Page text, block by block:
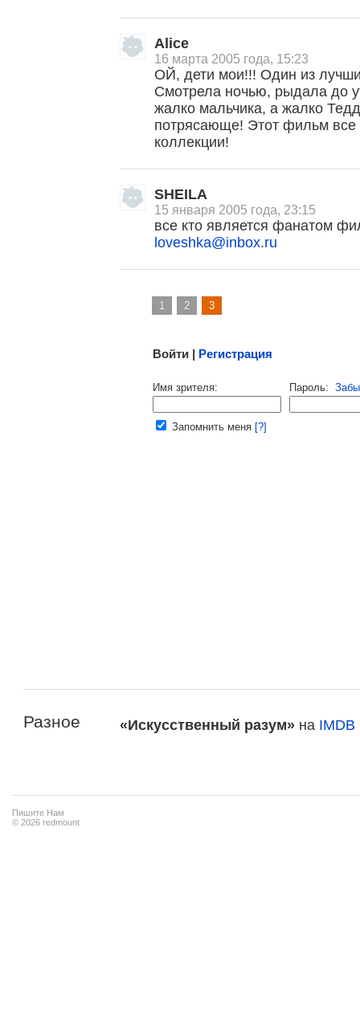
Alice
16 марта 2005 года, 15:23
ОЙ, дети мои!!! Один из
Смотрела ночью, рыдала до
жалко мальчика, а жалко
потрясающе! Этот фильм
коллекции!
SHEILA
15 января 2005 года, 23:15
все кто является фанатом
loveshka@inbox.ru
1 2 3
Малосодержательные и грубые отзывы нещадно
Войти | Регистрация
Имя зрителя: Пароль:
Запомнить меня [?]
Разное «Искусственный разум» на IMDB
Пишите Нам
© 2026 redmount